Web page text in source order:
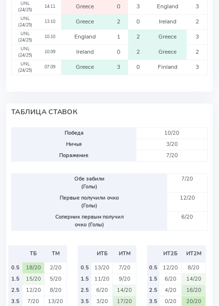
UNL
(24/25)
14.11 Greece 0 3 England 3
UNL
(24/25)
13.10 Greece 2 0 Ireland 2
UNL
(24/25)
10.10 England 1 2 Greece 3
UNL
(24/25)
10.09 Ireland 0 2 Greece 2
UNL
(24/25)
07.09 Greece 3 0 Finland 3
ТАБЛИЦА СТАВОК
Победа
10/20
Ничья
3/20
Поражение
7/20
Обе забили
(Голы)
7/20
Первые получили очко
(Голы)
12/20
Соперник первым получил
очко (Голы)
6/20
ТБ
ТМ
0.5
18/20
2/20
1.5
15/20
5/20
2.5
12/20
8/20
3.5
7/20
13/20
ИТБ
ИТМ
0.5
13/20
7/20
1.5
11/20
9/20
2.5
6/20
14/20
3.5
3/20
17/20
ИТ2Б
ИТ2М
0.5
12/20
8/20
1.5
6/20
14/20
2.5
4/20
16/20
3.5
0/20 20/20